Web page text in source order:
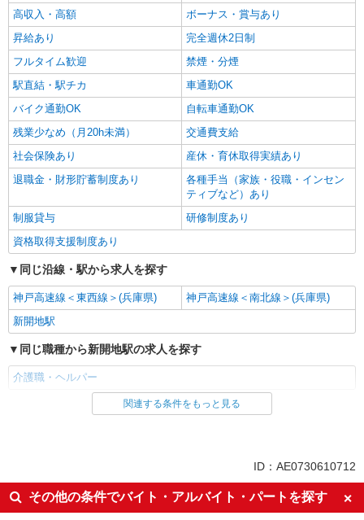
高収入・高額
ボーナス・賞与あり
昇給あり
完全週休2日制
フルタイム歓迎
禁煙・分煙
駅直結・駅チカ
車通勤OK
バイク通勤OK
自転車通勤OK
残業少なめ（月20h未満）
交通費支給
社会保険あり
産休・育休取得実績あり
退職金・財形貯蓄制度あり
各種手当（家族・役職・インセン
ティブなど）あり
制服貸与
研修制度あり
資格取得支援制度あり
同じ沿線・駅から求人を探す
神戸高速線＜東西線＞(兵庫県)
神戸高速線＜南北線＞(兵庫県)
新開地駅
同じ職種から新開地駅の求人を探す
介護職・ヘルパー
同じ雇用形態から新開地駅の求人を探す
入社日応相談
未経験歓迎
経験者・有資格者歓迎
新卒・第二新卒歓迎
関連する条件をもっと見る
ID：AE0730610712
その他の条件でバイト・アルバイト・パートを探す